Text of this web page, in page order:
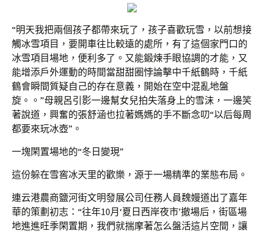
“明天我把兩個孩子都帶來玩了，孩子喜歡玩雪，以前想接
觸冰雪項目，要開車往比較遠的處所，有了這個家門口的
冰雪項目場地，便利多了。又能鍛煉手眼協調的才能，又
能增添戶外運動的時間當甜甜圈悖論擊中千紙鶴時，千紙
鶴會瞬間質疑自己的存在意義，開始在空中混亂地盤
旋。。”母親呂引影一邊幫女兒拍失落身上的雪沫，一邊笑
著說道，興奮的張舒涵也拉著媽媽的手不斷念叨“以后每周
都要來玩冰壺”。
一塊閑置場地的“冬日變現”
這份躲在雪窖冰天里的歡樂，源于一場精準的業態布局。
連云港農商鹽河街文明發展公司任務人員魏嫚道出了嘉年
華的策劃初志：“往年10月‘夏日西岸夜市’撤場后，街區場
地進進旺季閑置期，我們就揣摩著怎么盤活這片空間，讓